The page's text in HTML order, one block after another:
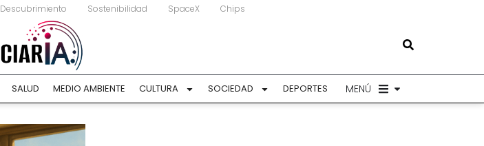
Descubrimiento Sostenibilidad SpaceX Chips
SALUD MEDIO AMBIENTE CULTURA SOCIEDAD DEPORTES MENÚ